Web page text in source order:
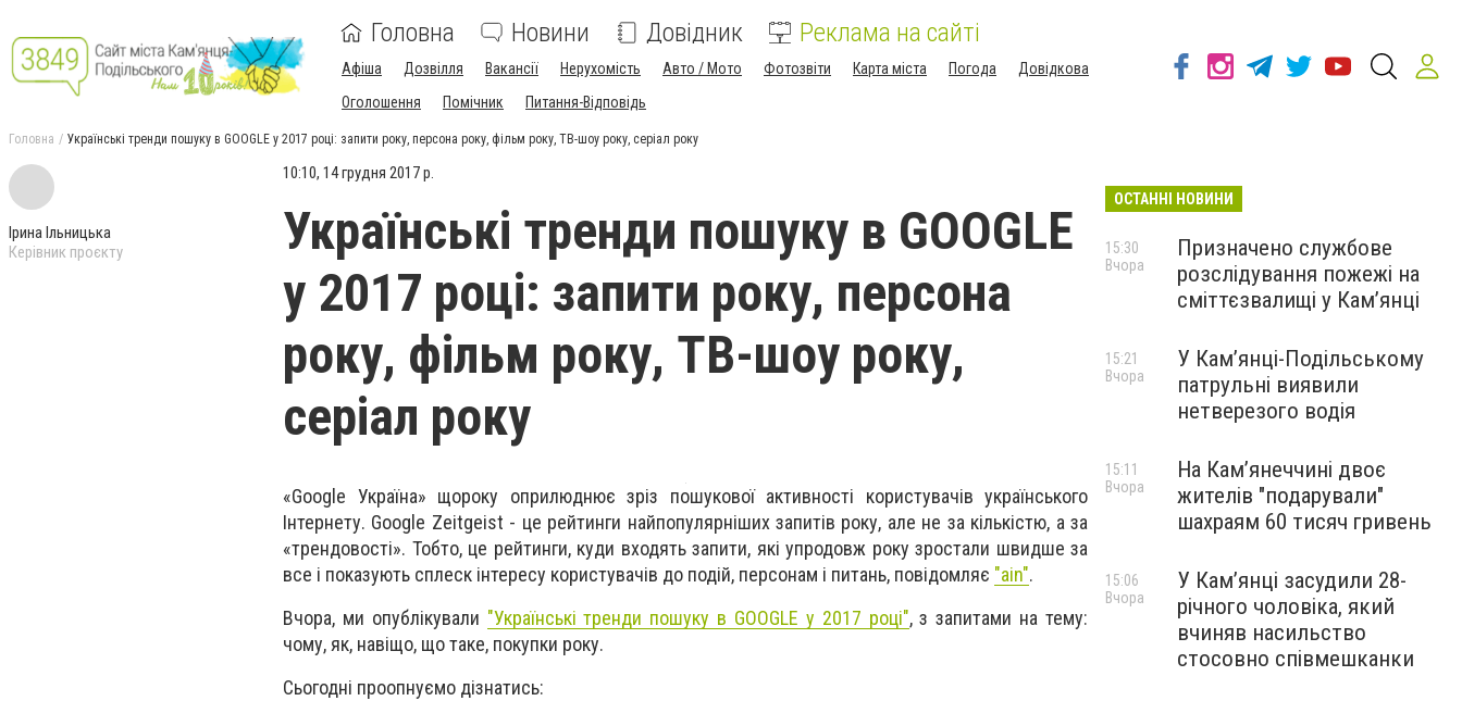
Головна Новини Довідник Реклама на сайті
Афіша Дозвілля Вакансії Нерухомість Авто / Мото Фотозвіти Карта міста Погода
Довідкова
Оголошення
Помічник Питання-Відповідь
Головна Українські тренди пошуку в GOOGLE у 2017 році: запити року, персона року, фільм року, ТВ-шоу року, серіал року
Ірина Ільницька
Керівник проєкту
10:10, 14 грудня 2017 р.
Українські тренди пошуку в GOOGLE
у 2017 році: запити року, персона
року, фільм року, ТВ-шоу року,
серіал року
«Google Україна» щороку оприлюднює зріз пошукової активності користувачів українського
Інтернету. Google Zeitgeist - це рейтинги найпопулярніших запитів року, але не за кількістю, а за
«трендовості». Тобто, це рейтинги, куди входять запити, які упродовж року зростали швидше за
все і показують сплеск інтересу користувачів до подій, персонам і питань, повідомляє "ain".
Вчора, ми опублікували "Українські тренди пошуку в GOOGLE у 2017 році", з запитами на тему:
чому, як, навіщо, що таке, покупки року.
Сьогодні проопнуємо дізнатись:
ОСТАННІ НОВИНИ
Призначено службове
розслідування пожежі на
сміттєзвалищі у Кам’янці
15:30
Вчора
У Кам’янці-Подільському
патрульні виявили
нетверезого водія
15:21
Вчора
На Камʼянеччині двоє
жителів "подарували"
шахраям 60 тисяч гривень
15:11
Вчора
У Камʼянці засудили 28-
річного чоловіка, який
вчиняв насильство
стосовно співмешканки
15:06
Вчора